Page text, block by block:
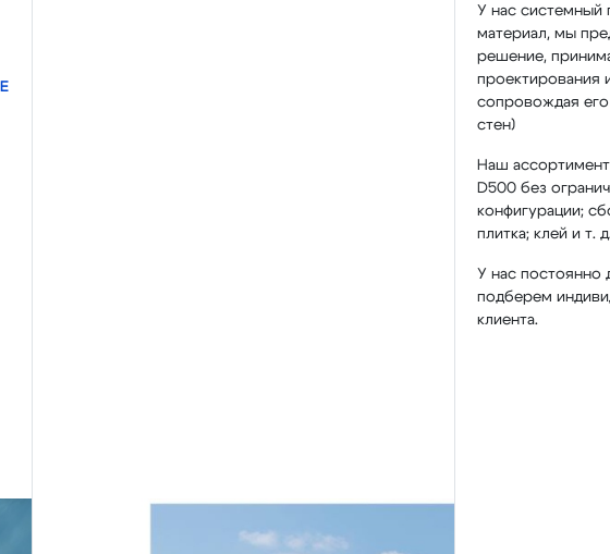
У нас системный
материал, мы
решение,
проектирования
сопровождая
стен)
Наш
D500 без
конфигурации;
плитка; клей и т.
У нас постоянно
подберем
клиента.